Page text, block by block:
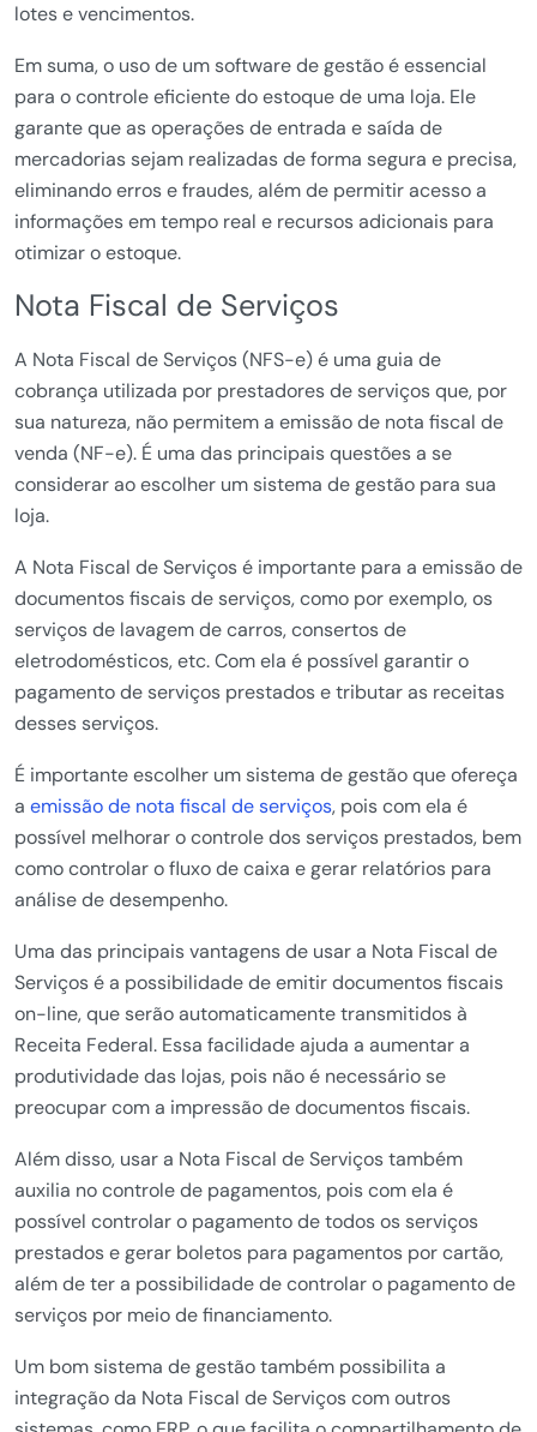
lotes e vencimentos.
Em suma, o uso de um software de gestão é essencial
para o controle eficiente do estoque de uma loja. Ele
garante que as operações de entrada e saída de
mercadorias sejam realizadas de forma segura e precisa,
eliminando erros e fraudes, além de permitir acesso a
informações em tempo real e recursos adicionais para
otimizar o estoque.
Nota Fiscal de Serviços
A Nota Fiscal de Serviços (NFS-e) é uma guia de
cobrança utilizada por prestadores de serviços que, por
sua natureza, não permitem a emissão de nota fiscal de
venda (NF-e). É uma das principais questões a se
considerar ao escolher um sistema de gestão para sua
loja.
A Nota Fiscal de Serviços é importante para a emissão de
documentos fiscais de serviços, como por exemplo, os
serviços de lavagem de carros, consertos de
eletrodomésticos, etc. Com ela é possível garantir o
pagamento de serviços prestados e tributar as receitas
desses serviços.
É importante escolher um sistema de gestão que ofereça
a emissão de nota fiscal de serviços, pois com ela é
possível melhorar o controle dos serviços prestados, bem
como controlar o fluxo de caixa e gerar relatórios para
análise de desempenho.
Uma das principais vantagens de usar a Nota Fiscal de
Serviços é a possibilidade de emitir documentos fiscais
on-line, que serão automaticamente transmitidos à
Receita Federal. Essa facilidade ajuda a aumentar a
produtividade das lojas, pois não é necessário se
preocupar com a impressão de documentos fiscais.
Além disso, usar a Nota Fiscal de Serviços também
auxilia no controle de pagamentos, pois com ela é
possível controlar o pagamento de todos os serviços
prestados e gerar boletos para pagamentos por cartão,
além de ter a possibilidade de controlar o pagamento de
serviços por meio de financiamento.
Um bom sistema de gestão também possibilita a
integração da Nota Fiscal de Serviços com outros